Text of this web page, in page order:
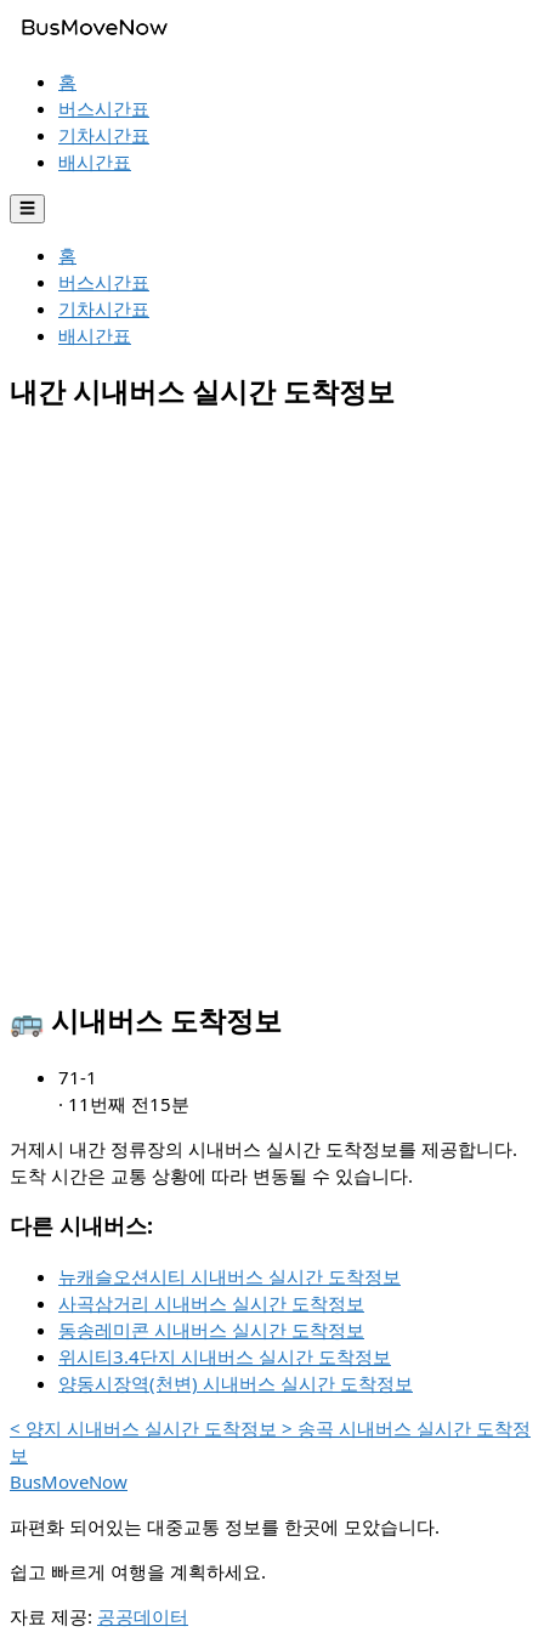
홈
버스시간표
기차시간표
배시간표
☰
홈
버스시간표
기차시간표
배시간표
내간 시내버스 실시간 도착정보
🚌 시내버스 도착정보
71-1
· 11번째 전15분
거제시 내간 정류장의 시내버스 실시간 도착정보를 제공합니다.
도착 시간은 교통 상황에 따라 변동될 수 있습니다.
다른 시내버스:
뉴캐슬오션시티 시내버스 실시간 도착정보
사곡삼거리 시내버스 실시간 도착정보
동송레미콘 시내버스 실시간 도착정보
위시티3.4단지 시내버스 실시간 도착정보
양동시장역(천변) 시내버스 실시간 도착정보
< 양지 시내버스 실시간 도착정보 > 송곡 시내버스 실시간 도착정
보
BusMoveNow
파편화 되어있는 대중교통 정보를 한곳에 모았습니다.
쉽고 빠르게 여행을 계획하세요.
자료 제공: 공공데이터